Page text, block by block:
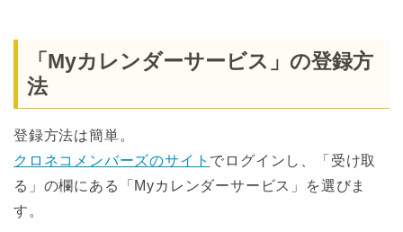
「Myカレンダーサービス」の登録方
法
登録方法は簡単。
クロネコメンバーズのサイト でログインし、「受け取
る」の欄にある「Myカレンダーサービス」を選びま
す。